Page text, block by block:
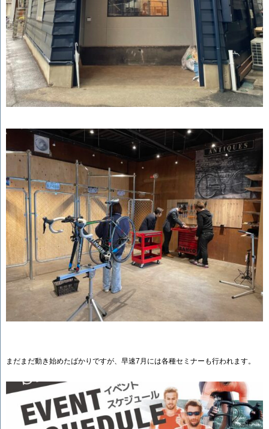
まだまだ動き始めたばかりですが、早速7月には各種セミナーも行われます。